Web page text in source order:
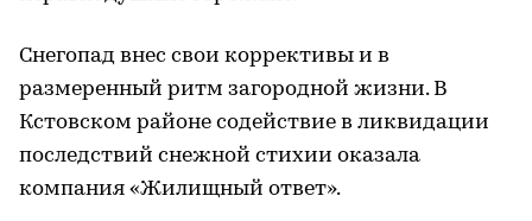
Снегопад внес свои коррективы и в
размеренный ритм загородной жизни. В
Кстовском районе содействие в ликвидации
последствий снежной стихии оказала
компания «Жилищный ответ».